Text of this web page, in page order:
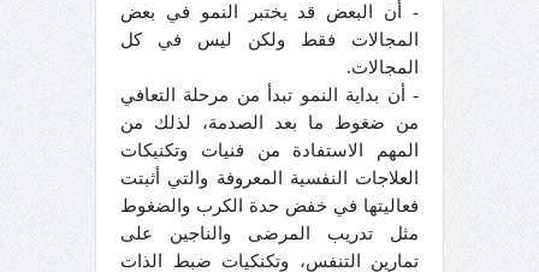
- أن البعض قد يختبر النمو في بعض
المجالات فقط ولكن ليس في كل
المجالات.
- أن بداية النمو تبدأ من مرحلة التعافي
من ضغوط ما بعد الصدمة، لذلك من
المهم الاستفادة من فنيات وتكنيكات
العلاجات النفسية المعروفة والتي أثبتت
فعاليتها في خفض حدة الكرب والضغوط
مثل تدريب المرضى والناجين على
تمارين التنفس، وتكنكيات ضبط الذات